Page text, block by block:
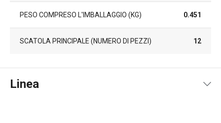
PESO COMPRESO L'IMBALLAGGIO (KG) 0.451
SCATOLA PRINCIPALE (NUMERO DI PEZZI) 12
Linea